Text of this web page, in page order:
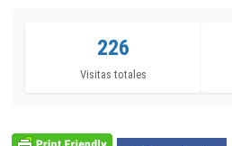
226
Visitas totales